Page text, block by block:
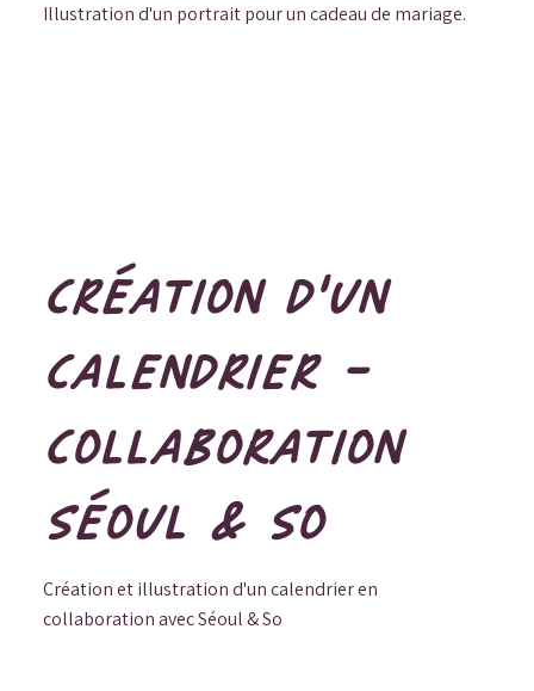
Illustration d'un portrait pour un cadeau de mariage.
CRÉATION D'UN
CALENDRIER -
COLLABORATION
SÉOUL & SO
Création et illustration d'un calendrier en
collaboration avec Séoul & So